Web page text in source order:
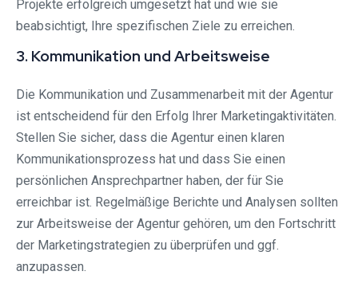
Projekte erfolgreich umgesetzt hat und wie sie
beabsichtigt, Ihre spezifischen Ziele zu erreichen.
3. Kommunikation und Arbeitsweise
Die Kommunikation und Zusammenarbeit mit der Agentur
ist entscheidend für den Erfolg Ihrer Marketingaktivitäten.
Stellen Sie sicher, dass die Agentur einen klaren
Kommunikationsprozess hat und dass Sie einen
persönlichen Ansprechpartner haben, der für Sie
erreichbar ist. Regelmäßige Berichte und Analysen sollten
zur Arbeitsweise der Agentur gehören, um den Fortschritt
der Marketingstrategien zu überprüfen und ggf.
anzupassen.